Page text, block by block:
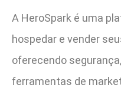
A HeroSpark é uma
hospedar e vender
oferecendo
ferramentas de